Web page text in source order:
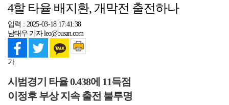
4할 타율 배지환, 개막전 출전하나
입력 : 2025-03-18 17:41:38
남태우 기자 leo@busan.com
가
시범경기 타율 0.438에 11득점
이정후 부상 지속 출전 불투명